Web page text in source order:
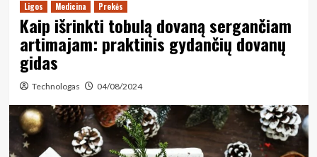
Ligos Medicina Prekės
Kaip išrinkti tobulą dovaną sergančiam
artimajam: praktinis gydančių dovanų
gidas
Technologas 04/08/2024